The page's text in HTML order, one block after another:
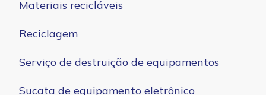
Materiais recicláveis
Reciclagem
Serviço de destruição de equipamentos
Sucata de equipamento eletrônico